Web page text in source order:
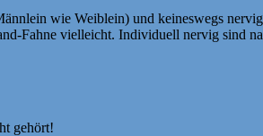
wie Weiblein) und keineswegs
Fahne vielleicht. Individuell nervig sind
gehört!